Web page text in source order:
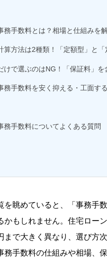
務手数料とは？相場と仕組みを
算方法は2種類！「定額型」と
けで選ぶのはNG！「保証料」を
務手数料を安く抑える・工面す
務手数料についてよくある質問
を眺めていると、「事務手
かもしれません。住宅ロー
まで大きく異なり、選び方
務手数料の仕組みや相場、